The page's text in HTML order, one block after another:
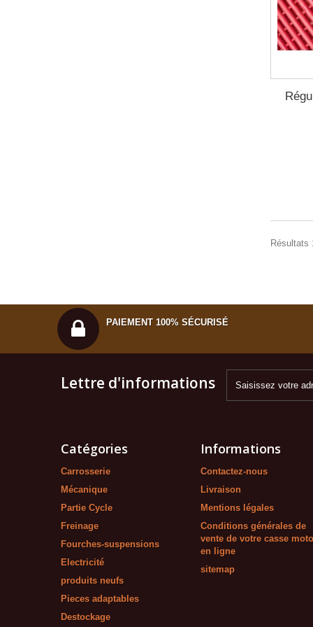
Résultats
PAIEMENT 100% SÉCURISÉ
Lettre d'informations
Catégories
Carrosserie
Mécanique
Partie Cycle
Freinage
Fourches-suspensions
Electricité
produits neufs
Pieces adaptables
Destockage
Informations
Contactez-nous
Livraison
Mentions légales
Conditions générales de
vente de votre casse moto
en ligne
sitemap